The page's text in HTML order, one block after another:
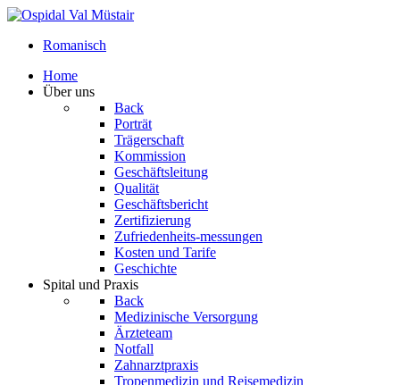
Romanisch
Home
Über uns
Back
Porträt
Trägerschaft
Kommission
Geschäftsleitung
Qualität
Geschäftsbericht
Zertifizierung
Zufriedenheits-messungen
Kosten und Tarife
Geschichte
Spital und Praxis
Back
Medizinische Versorgung
Ärzteteam
Notfall
Zahnarztpraxis
Tropenmedizin und Reisemedizin